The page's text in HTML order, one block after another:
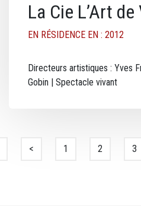
La Cie L’Art
EN RÉSIDENCE EN : 2012
Directeurs artistiques : Yves
Gobin | Spectacle vivant
Pagination
Page précédente
< Page
1 Page
2 3